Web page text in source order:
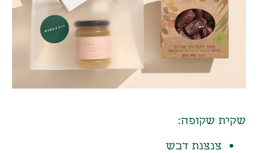
שקית שקופה:
צנצנת דבש